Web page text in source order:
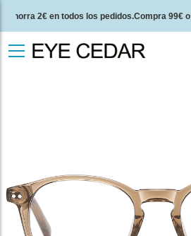
Ahorra 2€ en todos los pedidos.Compra 99€
2 años de garantía de calidad y 30 días de